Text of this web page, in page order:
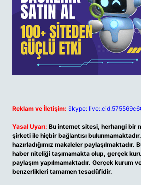
Reklam ve İletişim: Skype:
Yasal Uyarı: Bu internet sitesi, herhangi bir
şirketi ile hiçbir bağlantısı
hazırladığımız makaleler paylaşılmaktadır.
haber niteliği taşımamakta olup, gerçek
paylaşım yapılmamaktadır. Gerçek kurum
benzerlikleri tamamen tesadüfidir.